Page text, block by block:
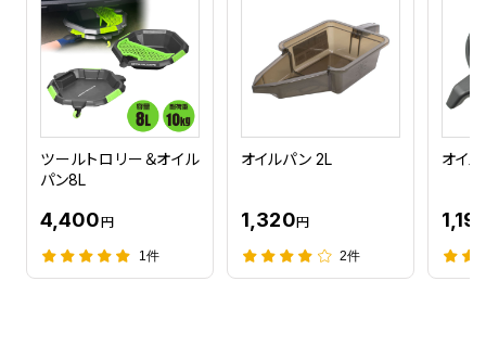
ツールトロリー＆オイル
パン8L
4,400円
1件
オイルパン 2L
1,320円
2件
オイ